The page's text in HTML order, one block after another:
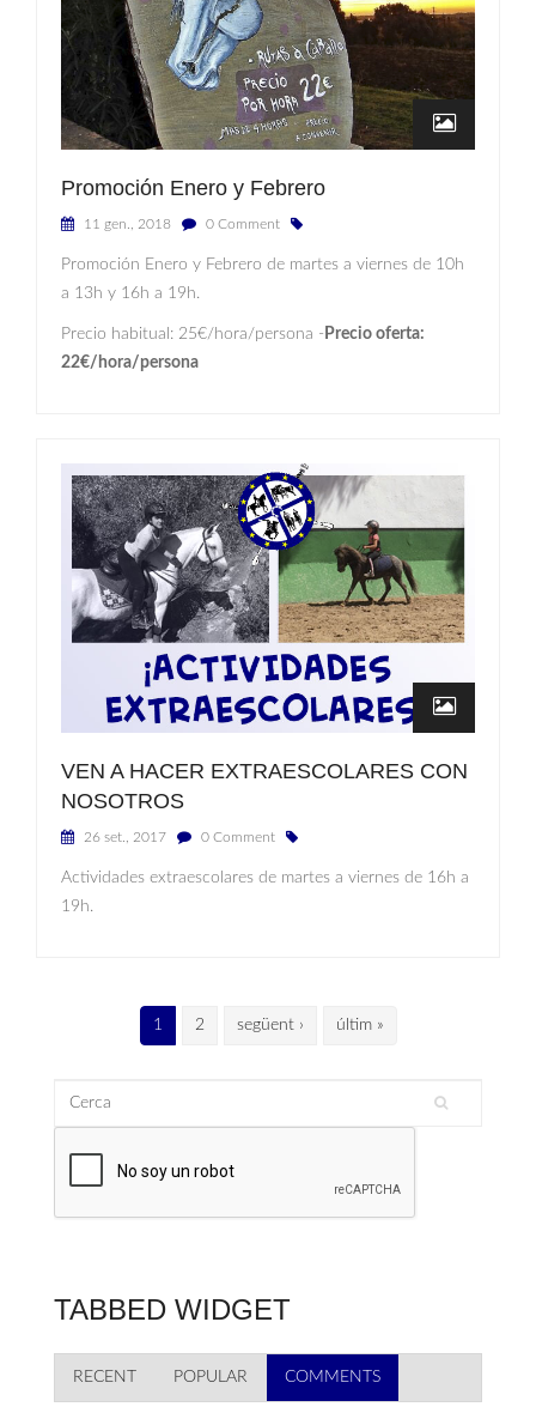
Promoción Enero y Febrero
11 gen., 2018 0 Comment
Promoción Enero y Febrero de martes a viernes de 10h
a 13h y 16h a 19h.
Precio habitual: 25€/hora/persona - Precio oferta:
22€/hora/persona
VEN A HACER EXTRAESCOLARES CON
NOSOTROS
26 set., 2017 0 Comment
Actividades extraescolares de martes a viernes de 16h a
19h.
1 2 següent › últim »
Cerca
TABBED WIDGET
RECENT POPULAR COMMENTS